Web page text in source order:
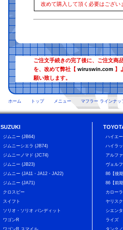
改めて購入して頂く必要はござい
ご注文手続きの完了後に、ご注文商
を、改めて弊社【wiruswin.com 】
願い致します。
ホーム トップ メニュー マフラー ラインナッ
SUZUKI
ジムニー (JB64)
ジムニーシエラ (JB74)
ジムニーノマド (JC74)
ジムニー (JB23)
ジムニー (JA11・JA12・JA22)
ジムニー (JA71)
クロスビー
スイフト
ソリオ・ソリオ バンディット
ワゴンR
ワゴンR スマイル
ハイエ
ハイラ
アルフ
ヴェル
86【後
86【前
カロー
ヤリス
シエンタ
ライズ
タンク